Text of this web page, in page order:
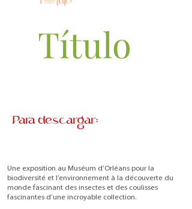
Título
Para descargar:
Une exposition au Muséum d’Orléans pour la
biodiversité et l’environnement à la découverte du
monde fascinant des insectes et des coulisses
fascinantes d’une incroyable collection.